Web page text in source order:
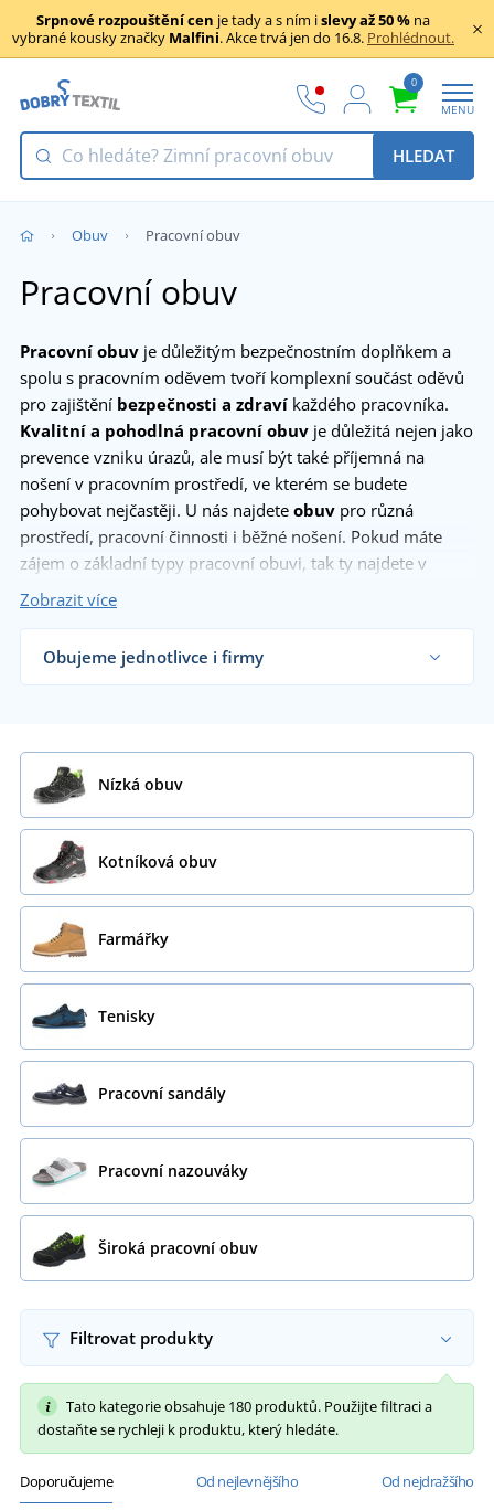
Srpnové rozpouštění cen je tady a s ním islevy až 50 % na
vybrané kousky značky Malfini. Akce trvá jen do 16.8. Prohlédnout.
0
MENU
HLEDAT
Obuv Pracovní obuv
Pracovní obuv
Pracovní obuv je důležitým bezpečnostním doplňkem a
spolu s pracovním oděvem tvoří komplexní součást oděvů
pro zajištění bezpečnosti a zdraví každého pracovníka.
Kvalitní a pohodlná pracovní obuv je důležitá nejen jako
prevence vzniku úrazů, ale musí být také příjemná na
nošení v pracovním prostředí, ve kterém se budete
pohybovat nejčastěji. U nás najdete obuv pro různá
prostředí, pracovní činnosti i běžné nošení. Pokud máte
zájem o základní typy pracovní obuvi, tak ty najdete v
kategorii
kotníková pracovní obuv
chtějí vypadat stylově i na stavbě nabízíme moderní
Zobrazit více
Obujeme jednotlivce i firmy
Nízká obuv
Kotníková obuv
Farmářky
Tenisky
Pracovní sandály
Pracovní nazouváky
Široká pracovní obuv
Filtrovat produkty
Tato kategorie obsahuje 180 produktů. Použijte filtraci a
dostaňte se rychleji k produktu, který hledáte.
Doporučujeme Od nejlevnějšího Od nejdražšího